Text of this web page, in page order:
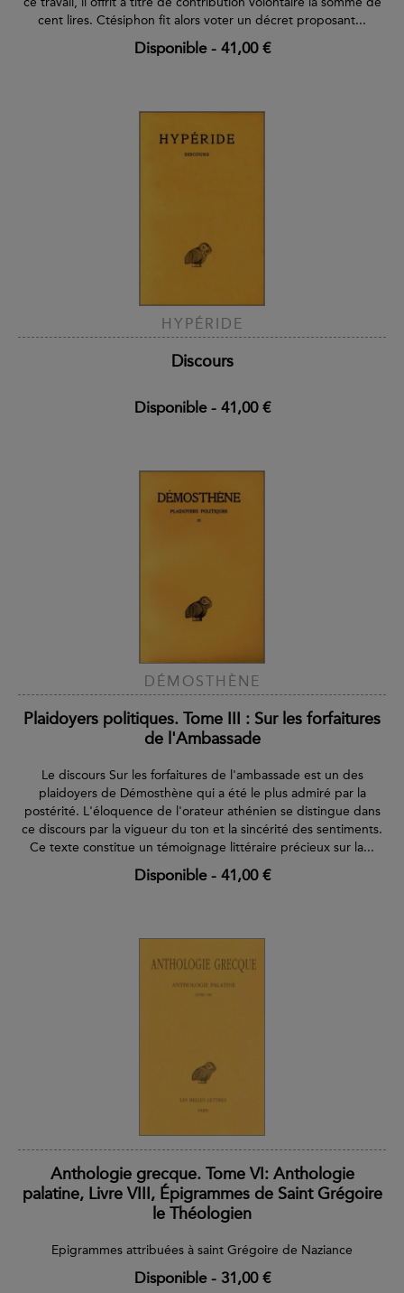
cent lires. Ctésiphon fit alors voter un décret proposant...
Disponible- 41,00 €
HYPÉRIDE
Discours
Disponible- 41,00 €
DÉMOSTHÈNE
Plaidoyers politiques. Tome III : Sur les forfaitures
de l'Ambassade
Le discours Sur les forfaitures de l'ambassade est un des
plaidoyers de Démosthène qui a été le plus admiré par la
postérité. L'éloquence de l'orateur athénien se distingue dans
ce discours par la vigueur du ton et la sincérité des sentiments.
Ce texte constitue un témoignage littéraire précieux sur la...
Disponible- 41,00 €
Anthologie grecque. Tome VI: Anthologie
palatine, Livre VIII, Épigrammes de Saint Grégoire
le Théologien
Epigrammes attribuées à saint Grégoire de Naziance
Disponible- 31,00 €